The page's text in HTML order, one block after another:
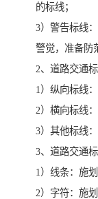
的标线；
3）警告标线
警觉，准备防
2、道路交通
1）纵向标线
2）横向标线
3）其他标线
3、道路交通
1）线条：施
2）字符：施